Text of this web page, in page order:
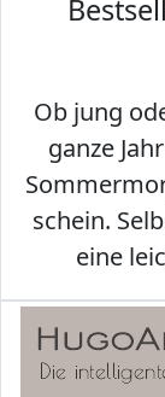
Ob jung
ganze
schein.
eine